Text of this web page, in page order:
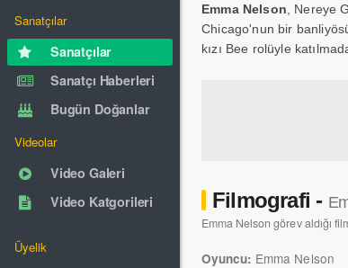
Sanatçılar
Sanatçılar
Sanatçı Haberleri
Bugün Doğanlar
Videolar
Video Galeri
Video Katgorileri
Üyelik
Emma Nelson , Nereye
Chicago'nun bir
kızı Bee rolüyle
Filmografi -
Emma Nelson görev aldığı
Oyuncu: Emma Nelson